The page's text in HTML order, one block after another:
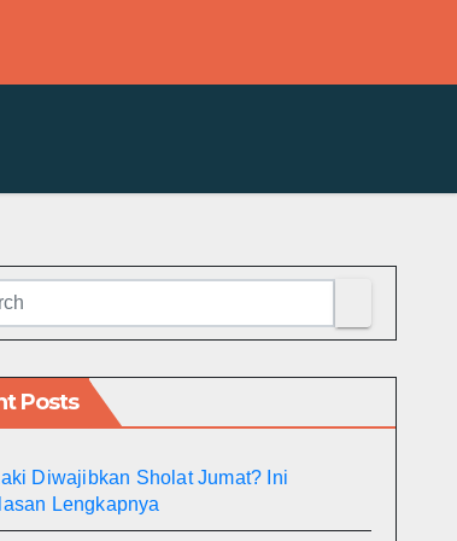
Posts
Diwajibkan Sholat Jumat? Ini
Lengkapnya